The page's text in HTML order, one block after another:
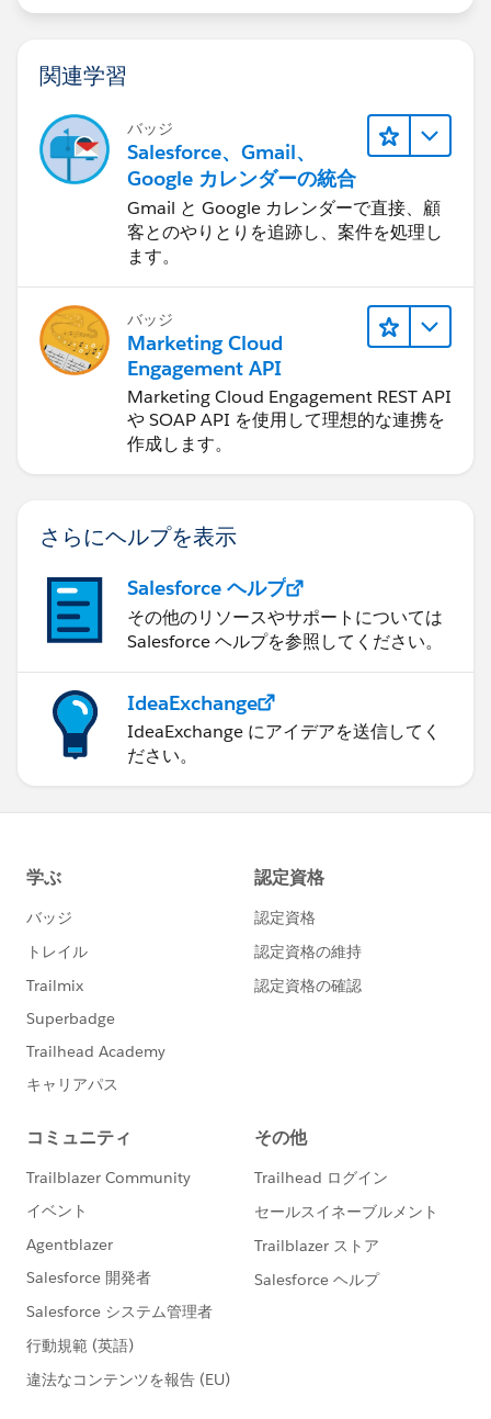
関連学習
バッジ
Salesforce、Gmail、
Google カレンダーの統合
Gmail と Google カレンダーで直接、顧
客とのやりとりを追跡し、案件を処理し
ます。
バッジ
Marketing Cloud
Engagement API
Marketing Cloud Engagement REST API
や SOAP API を使用して理想的な連携を
作成します。
さらにヘルプを表示
Salesforce ヘルプ
その他のリソースやサポートについては
Salesforce ヘルプを参照してください。
IdeaExchange
IdeaExchange にアイデアを送信してく
ださい。